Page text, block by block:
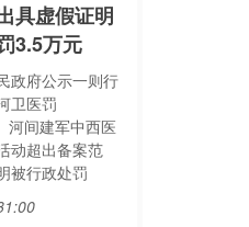
具虚假证明
3.5万元
政府公示一则行
卫医罚
河间建军中西医
动超出备案范
被行政处罚